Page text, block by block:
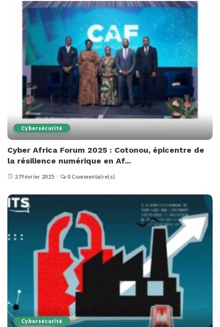
Cybersécurité
Cyber Africa Forum 2025 : Cotonou, épicentre de
la résilience numérique en Af...
27 février 2025 0 Commentaire(s)
Cybersécurité